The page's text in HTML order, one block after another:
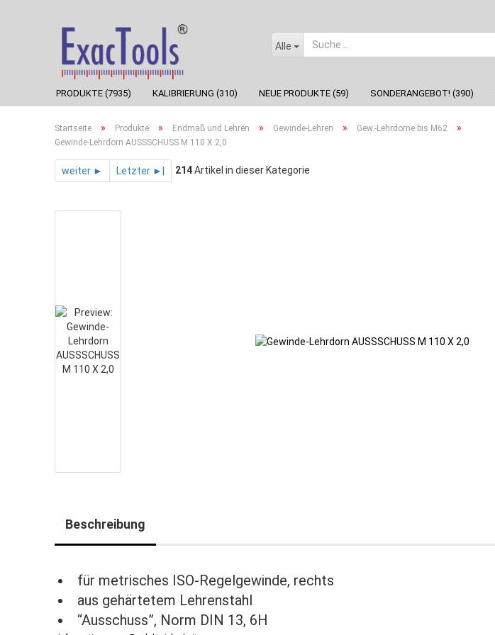
Alle
PRODUKTE (7935) KALIBRIERUNG (310) NEUE PRODUKTE (59) SONDERANGEBOT! (390)
Startseite » Produkte » Endmaß und Lehren » Gewinde-Lehren » Gew.-Lehrdorne bis M62 »
Gewinde-Lehrdorn AUSSSCHUSS M 110 X 2,0
weiter ► Letzter ►| 214Artikel in dieser Kategorie
Beschreibung
für metrisches ISO-Regelgewinde, rechts
aus gehärtetem Lehrenstahl
“Ausschuss”, Norm DIN 13, 6H